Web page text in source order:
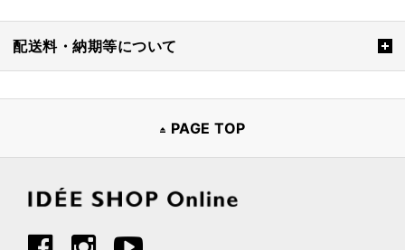
配送料・納期等について
PAGE TOP